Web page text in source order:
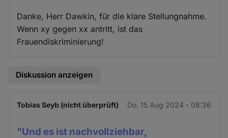
Danke, Herr Dawkin, für die klare Stellungnahme.
Wenn xy gegen xx antritt, ist das
Frauendiskriminierung!
Diskussion anzeigen
Tobias Seyb (nicht überprüft) Do. 15 Aug 2024 - 08:36
"Und es ist nachvollziehbar,